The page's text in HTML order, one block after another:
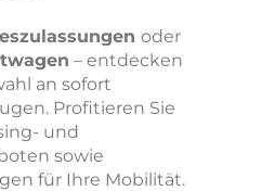
oder
– entdecken
an sofort
Profitieren Sie
und
sowie
für Ihre Mobilität.